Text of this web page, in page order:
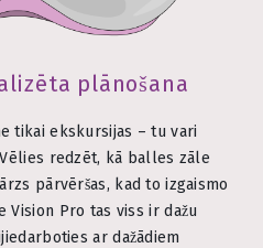
plānošana
tikai ekskursijas – tu vari
redzēt, kā balles zāle
pārvēršas, kad to izgaismo
Vision Pro tas viss ir dažu
ar dažādiem